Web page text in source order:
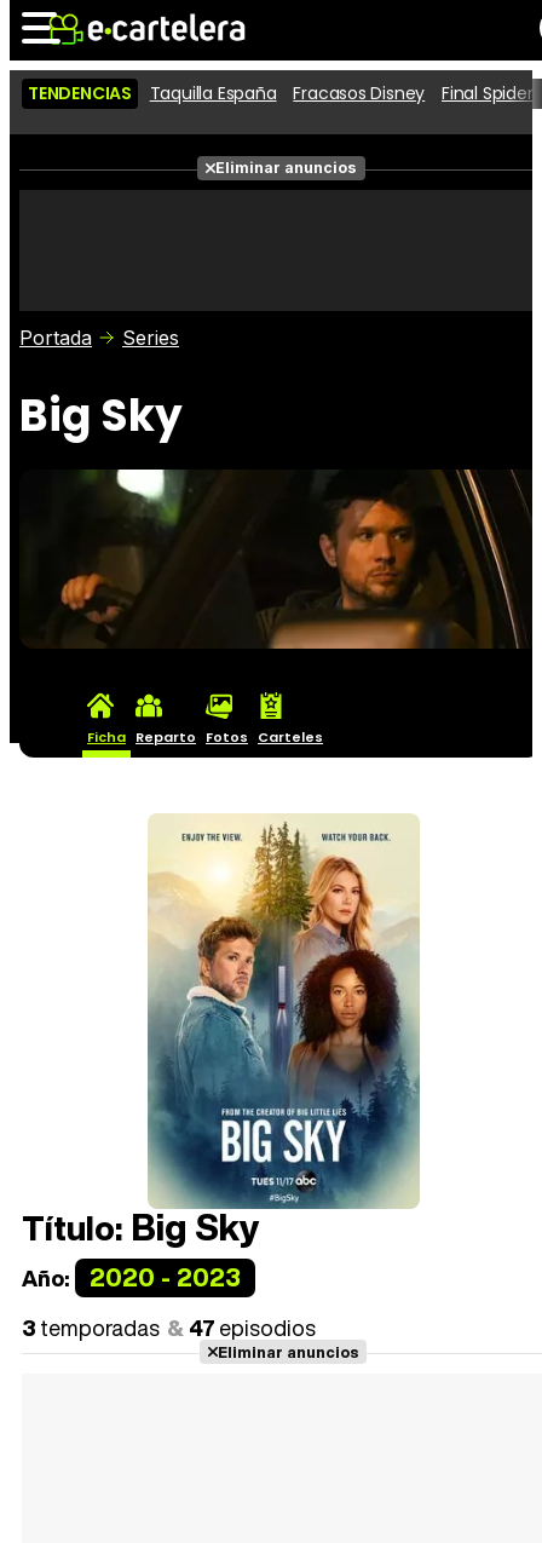
Noticias Cartelera
Películas
Críticas
TENDENCIAS Taquilla España Fracasos Disney Final
Eliminar anuncios
Portada Series
Big Sky
Ficha Reparto Fotos Carteles
Título: Big Sky
Año: 2020 - 2023
3temporadas 47episodios
Eliminar anuncios